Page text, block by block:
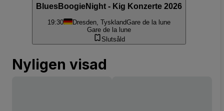
BluesBoogieNight - Kig Konzerte 2026
19:30 Dresden, TysklandGare de la lune
Gare de la lune
Slutsåld
Nyligen visad